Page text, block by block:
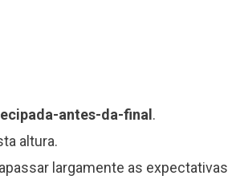
antes-da-final .
altura.
largamente as expectativas